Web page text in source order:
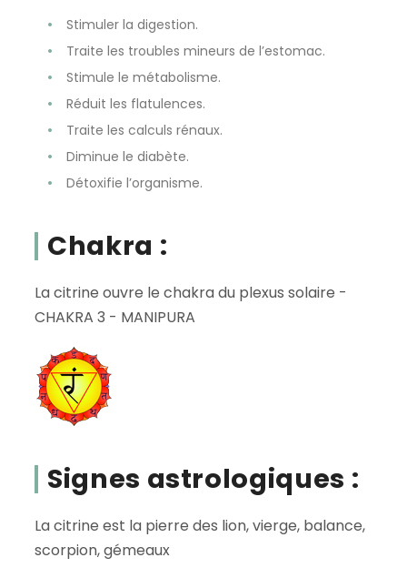
Stimuler la digestion.
Traite les troubles mineurs de l’estomac.
Stimule le métabolisme.
Réduit les flatulences.
Traite les calculs rénaux.
Diminue le diabète.
Détoxifie l’organisme.
Chakra :
La citrine ouvre le chakra du plexus solaire -
CHAKRA 3 - MANIPURA
Signes astrologiques :
La citrine est la pierre des lion, vierge, balance,
scorpion, gémeaux